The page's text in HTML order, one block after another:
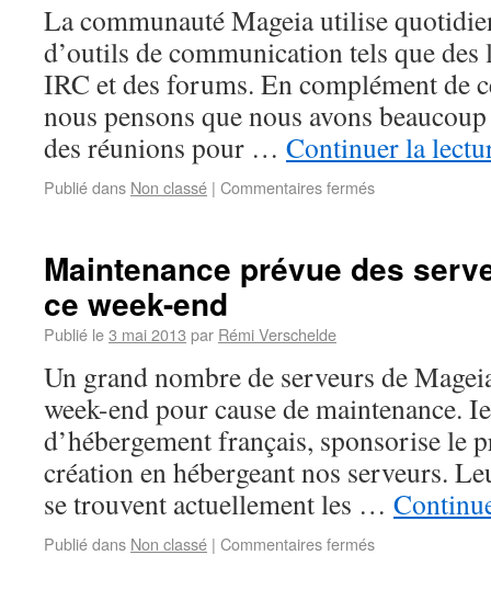
La communauté Mageia utilise
d’outils de communication tels que des
IRC et des forums. En complément de
nous pensons que nous avons
des réunions pour … Continuer la
Publié dans Non classé | Commentaires fermés
Maintenance prévue des
ce week-end
Publié le3 mai 2013 par Rémi Verschelde
Un grand nombre de serveurs de
week-end pour cause de maintenance.
d’hébergement français, sponsorise le
création en hébergeant nos serveurs.
se trouvent actuellement les …
Publié dans Non classé | Commentaires fermés